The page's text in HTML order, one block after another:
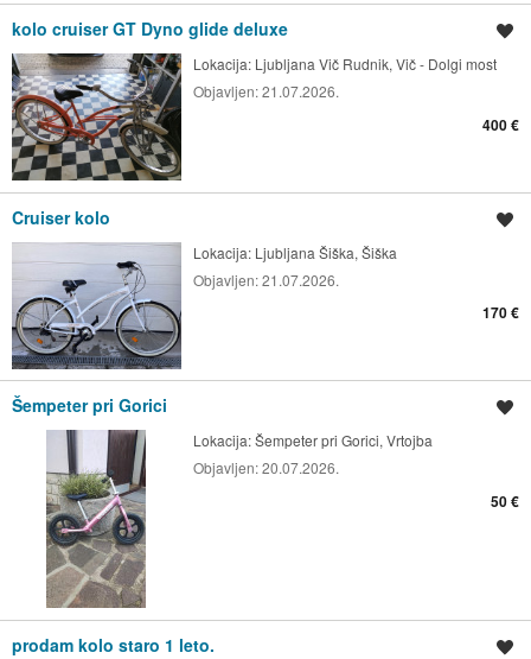
kolo cruiser GT Dyno glide deluxe
Lokacija: Ljubljana Vič Rudnik, Vič - Dolgi most
Objavljen:21.07.2026.
400 €
Cruiser kolo
Lokacija: Ljubljana Šiška, Šiška
Objavljen:21.07.2026.
170 €
Šempeter pri Gorici
Lokacija:Šempeter pri Gorici, Vrtojba
Objavljen:20.07.2026.
50 €
prodam kolo staro 1 leto.